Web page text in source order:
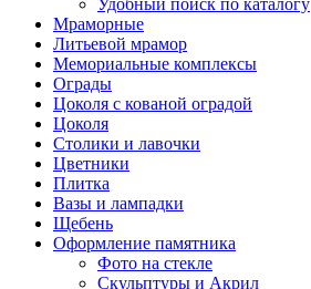
Удобный поиск по каталогу
Мраморные
Литьевой мрамор
Мемориальные комплексы
Ограды
Цоколя с кованой оградой
Цоколя
Столики и лавочки
Цветники
Плитка
Вазы и лампадки
Щебень
Оформление памятника
Фото на стекле
Скульптуры и Акрил